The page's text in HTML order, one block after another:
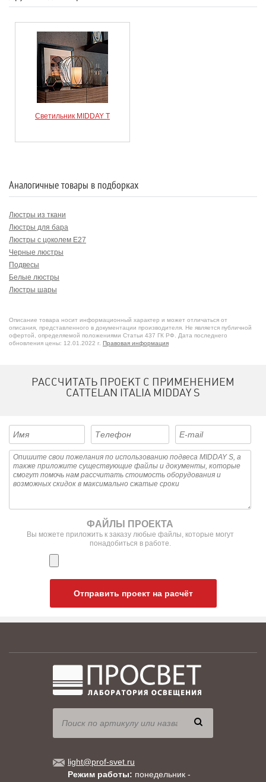
Светильник MIDDAY T
Аналогичные товары в подборках
Люстры из ткани
Люстры для бара
Люстры с цоколем E27
Черные люстры
Подвесы
Белые люстры
Люстры шары
Люстры над столом
Дизайнерские люстры
Описание товара носит информационный характер и может отличаться от
описания, представленного в документации производителя. Не является публичной
офертой, определяемой положениями Статьи 437 ГК РФ. Дата последнего
обновления цены: 12.01.2022 г. Правовая информация
РАССЧИТАТЬ ПРОЕКТ С ПРИМЕНЕНИЕМ
CATTELAN ITALIA MIDDAY S
ФАЙЛЫ ПРОЕКТА
Вы можете приложить к заказу любые файлы, которые могут
понадобиться в работе.
Отправить проект на расчёт
light@prof-svet.ru
Режим работы: понедельник -